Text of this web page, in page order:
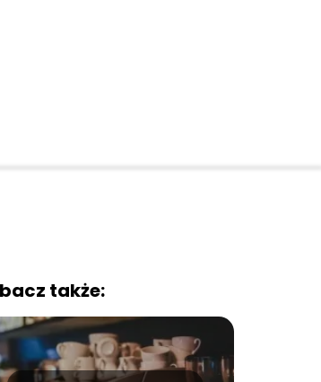
także: